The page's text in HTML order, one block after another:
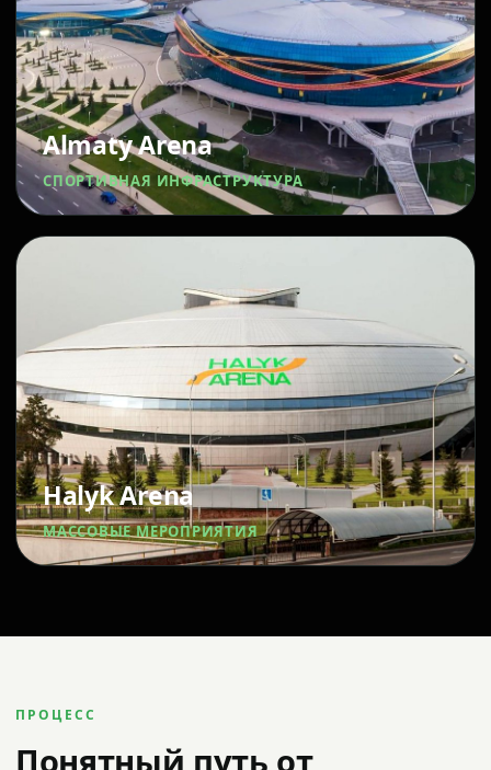
Almaty Arena
СПОРТИВНАЯ ИНФРАСТРУКТУРА
Halyk Arena
МАССОВЫЕ МЕРОПРИЯТИЯ
ПРОЦЕСС
Понятный путь от